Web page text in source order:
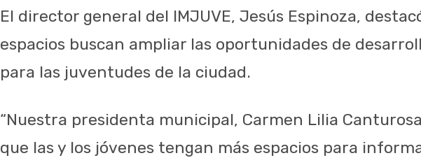
El director general del IMJUVE, Jesús Espinoza,
espacios buscan ampliar las oportunidades de
para las juventudes de la ciudad.
“Nuestra presidenta municipal, Carmen Lilia
que las y los jóvenes tengan más espacios para